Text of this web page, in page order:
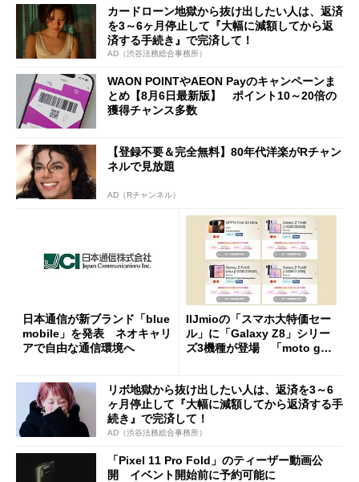
カードローン地獄から抜け出したい人は、返済
を3～6ヶ月停止して『大幅に減額してから返
済する手続き』で完済して！
AD（渋谷法務総合事務所）
WAON POINTやAEON Payのキャンペーンま
とめ【8月6日最新版】 ポイント10～20倍の
獲得チャンス多数
【登録不要＆完全無料】80年代洋楽がRチャン
ネルで見放題
AD（Rチャンネル）
日本通信が新ブランド「blue
mobile」を発表 ネオキャリ
アで自由な通信環境へ
IIJmioの「スマホ大特価セー
ル」に「Galaxy Z8」シリー
ズ3機種が登場 「moto g37
リボ地獄から抜け出したい人は、返済を3～6
ヶ月停止して『大幅に減額してから返済する手
続き』で完済して！
AD（渋谷法務総合事務所）
「Pixel 11 Pro Fold」のティーザー動画公
開 イベント開始前に予約可能に